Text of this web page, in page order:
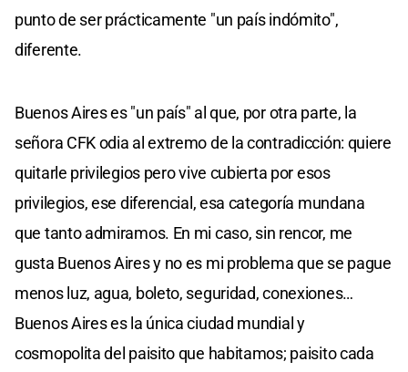
punto de ser prácticamente "un país indómito",
diferente.
Buenos Aires es "un país" al que, por otra parte, la
señora CFK odia al extremo de la contradicción: quiere
quitarle privilegios pero vive cubierta por esos
privilegios, ese diferencial, esa categoría mundana
que tanto admiramos. En mi caso, sin rencor, me
gusta Buenos Aires y no es mi problema que se pague
menos luz, agua, boleto, seguridad, conexiones…
Buenos Aires es la única ciudad mundial y
cosmopolita del paisito que habitamos; paisito cada